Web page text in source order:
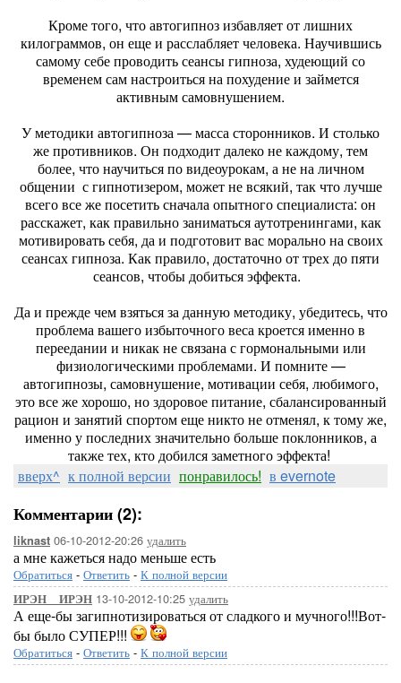
Кроме того, что автогипноз избавляет от лишних
килограммов, он еще и расслабляет человека. Научившись
самому себе проводить сеансы гипноза, худеющий со
временем сам настроиться на похудение и займется
активным самовнушением.
У методики автогипноза — масса сторонников. И столько
же противников. Он подходит далеко не каждому, тем
более, что научиться по видеоурокам, а не на личном
общении с гипнотизером, может не всякий, так что лучше
всего все же посетить сначала опытного специалиста: он
расскажет, как правильно заниматься аутотренингами, как
мотивировать себя, да и подготовит вас морально на своих
сеансах гипноза. Как правило, достаточно от трех до пяти
сеансов, чтобы добиться эффекта.
Да и прежде чем взяться за данную методику, убедитесь, что
проблема вашего избыточного веса кроется именно в
переедании и никак не связана с гормональными или
физиологическими проблемами. И помните —
автогипнозы, самовнушение, мотивации себя, любимого,
это все же хорошо, но здоровое питание, сбалансированный
рацион и занятий спортом еще никто не отменял, к тому же,
именно у последних значительно больше поклонников, а
также тех, кто добился заметного эффекта!
вверх^ к полной версии понравилось! в evernote
Комментарии (2):
liknast 06-10-2012-20:26 удалить
а мне кажеться надо меньше есть
Обратиться - Ответить - К полной версии
ИРЭН__ИРЭН 13-10-2012-10:25 удалить
А еще-бы загипнотизироваться от сладкого и мучного!!!Вот-
бы было СУПЕР!!!
Обратиться - Ответить - К полной версии